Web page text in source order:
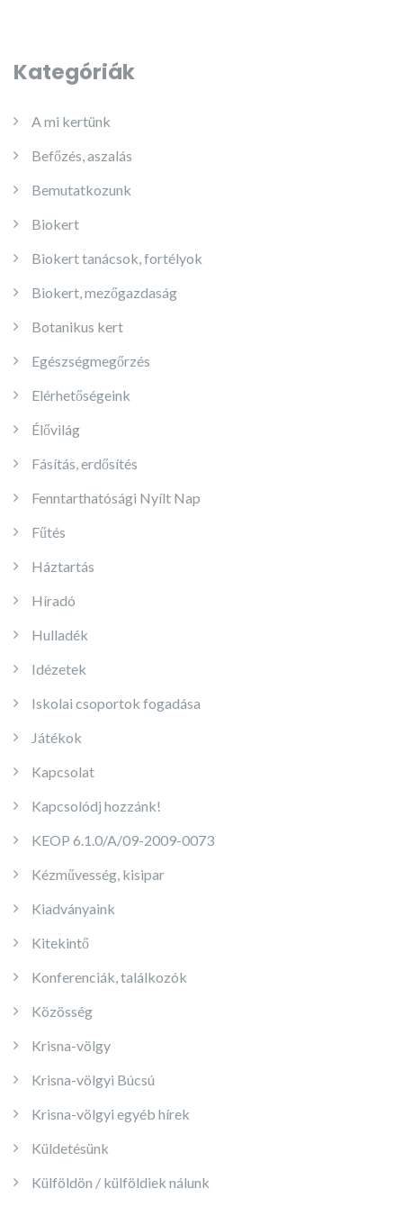
Kategóriák
A mi kertünk
Befőzés, aszalás
Bemutatkozunk
Biokert
Biokert tanácsok, fortélyok
Biokert, mezőgazdaság
Botanikus kert
Egészségmegőrzés
Elérhetőségeink
Élővilág
Fásítás, erdősítés
Fenntarthatósági Nyílt Nap
Fűtés
Háztartás
Híradó
Hulladék
Idézetek
Iskolai csoportok fogadása
Játékok
Kapcsolat
Kapcsolódj hozzánk!
KEOP 6.1.0/A/09-2009-0073
Kézművesség, kisipar
Kiadványaink
Kitekintő
Konferenciák, találkozók
Közösség
Krisna-völgy
Krisna-völgyi Búcsú
Krisna-völgyi egyéb hírek
Küldetésünk
Külföldön / külföldiek nálunk